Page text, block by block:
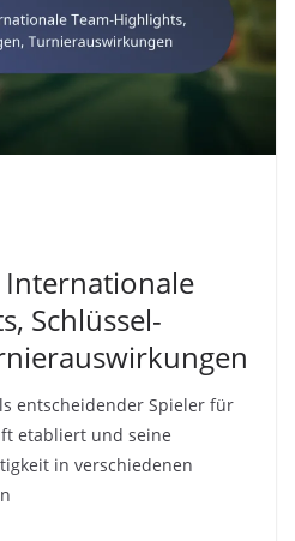
Internationale
Schlüssel-
entscheidender Spieler für
etabliert und seine
in verschiedenen